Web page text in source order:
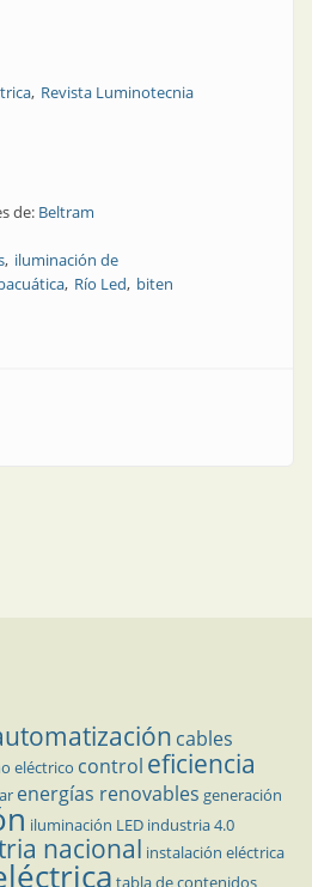
Revista Luminotecnia
de: Beltram
iluminación de
Río Led biten
Plazoleta de la Infancia
cables
eléctrico control eficiencia
energías renovables generación
iluminación LED industria 4.0
nacional instalación eléctrica
tabla de contenidos